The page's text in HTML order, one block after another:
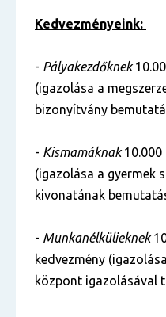
Kedvezményeink:
- Pályakezdőknek
(igazolása a
bizonyítvány
- Kismamáknak10.000
(igazolása a gyermek
kivonatának
- Munkanélkülieknek
kedvezmény
központ igazolásával